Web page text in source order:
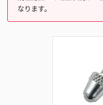
なります。